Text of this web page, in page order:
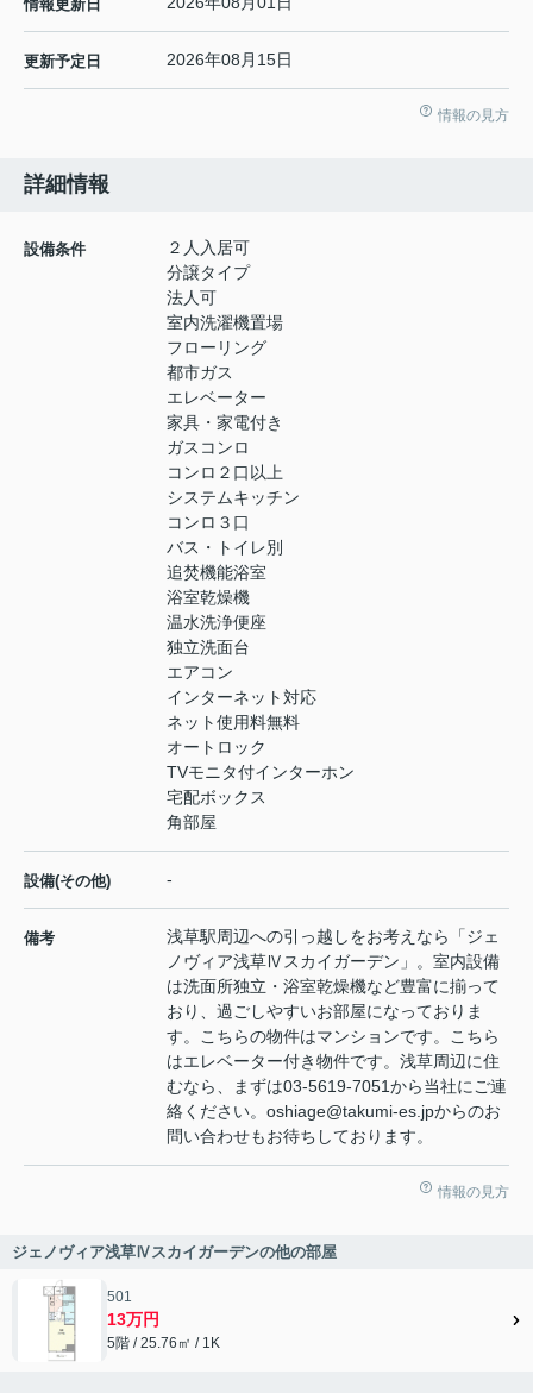
情報更新日
更新予定日 2026年08月15日
情報の見方
詳細情報
設備条件
２人入居可
分譲タイプ
法人可
室内洗濯機置場
フローリング
都市ガス
エレベーター
家具・家電付き
ガスコンロ
コンロ２口以上
システムキッチン
コンロ３口
バス・トイレ別
追焚機能浴室
浴室乾燥機
温水洗浄便座
独立洗面台
エアコン
インターネット対応
ネット使用料無料
オートロック
TVモニタ付インターホン
宅配ボックス
角部屋
設備(その他) -
備考
浅草駅周辺への引っ越しをお考えなら「ジェ
ノヴィア浅草Ⅳスカイガーデン」。室内設備
は洗面所独立・浴室乾燥機など豊富に揃って
おり、過ごしやすいお部屋になっておりま
す。こちらの物件はマンションです。こちら
はエレベーター付き物件です。浅草周辺に住
むなら、まずは03-5619-7051から当社にご連
絡ください。oshiage@takumi-es.jpからのお
問い合わせもお待ちしております。
情報の見方
ジェノヴィア浅草Ⅳスカイガーデンの他の部屋
501
13万円
5階 / 25.76㎡ / 1K